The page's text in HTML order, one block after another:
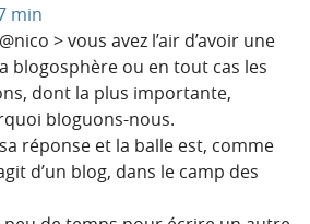
min
> vous avez l’air d’avoir une
blogosphère ou en tout cas les
dont la plus importante,
bloguons-nous.
réponse et la balle est, comme
d’un blog, dans le camp des